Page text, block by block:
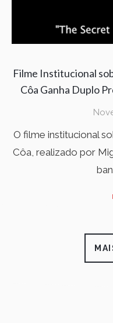
Filme Institucional
Côa Ganha Duplo
O filme institucional
Côa, realizado por